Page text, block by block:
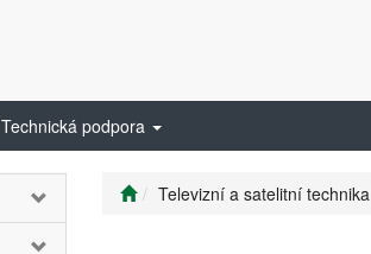
Technická podpora
Televizní a satelitní technika